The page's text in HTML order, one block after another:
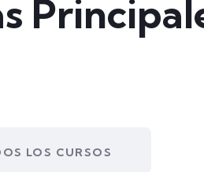
LOS CURSOS